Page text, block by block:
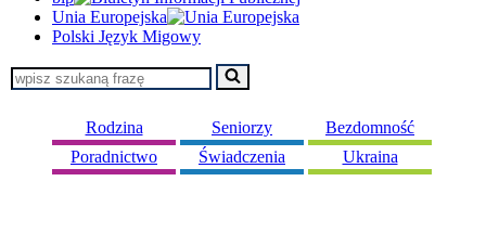
Unia Europejska
Polski Język Migowy
Szukaj...
Rodzina Seniorzy
Bezdomność
Poradnictwo
Świadczenia Ukraina